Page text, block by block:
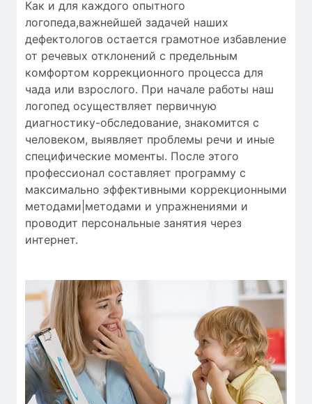
Как и для каждого опытного
логопеда,важнейшей задачей наших
дефектологов остается грамотное избавление
от речевых отклонений с предельным
комфортом коррекционного процесса для
чада или взрослого. При начале работы наш
логопед осуществляет первичную
диагностику-обследование, знакомится с
человеком, выявляет проблемы речи и иные
специфические моменты. После этого
профессионал составляет программу с
максимально эффективными коррекционными
методами|методами и упражнениями и
проводит персональные занятия через
интернет.